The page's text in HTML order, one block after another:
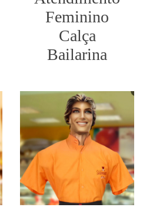
Feminino
Calça
Bailarina